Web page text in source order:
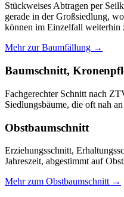
Stückweises Abtragen per
gerade in der Großsiedlung,
können im Einzelfall weiterhin
Mehr zur Baumfällung →
Baumschnitt,
Fachgerechter Schnitt nach
Siedlungsbäume, die oft nah
Obstbaumschnitt
Erziehungsschnitt,
Jahreszeit, abgestimmt auf
Mehr zum Obstbaumschnitt →